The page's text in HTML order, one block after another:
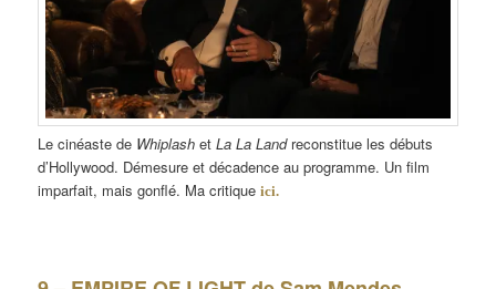
Le cinéaste de Whiplash etLa La Landreconstitue les débuts
d’Hollywood. Démesure et décadence au programme. Un film
imparfait, mais gonflé. Ma critiqueici.